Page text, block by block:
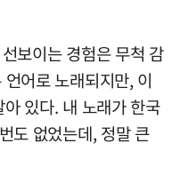
보이는 경험은 무척 감
어로 노래되지만, 이
있다. 내 노래가 한국
도 없었는데, 정말 큰